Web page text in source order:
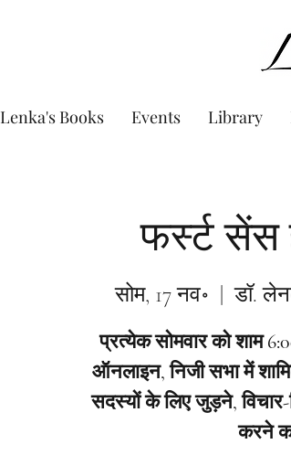
Lenka's Books Events Library
फर्स्ट सेंस
सोम, 17 नव॰
  |
डॉ.
प्रत्येक सोमवार को शाम
ऑनलाइन, निजी सभा में
सदस्यों के लिए जुड़ने,
करने